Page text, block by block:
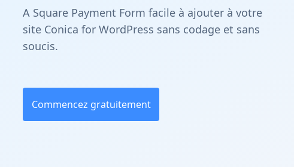
A Square Payment Form facile à ajouter à votre
site Conica for WordPress sans codage et sans
soucis.
Commencez gratuitement